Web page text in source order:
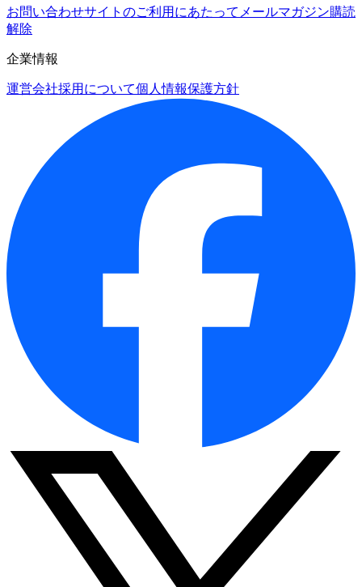
お問い合わせサイトのご利用にあたって メールマガジン購読
解除
企業情報
運営会社採用について個人情報保護方針